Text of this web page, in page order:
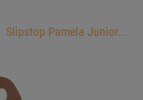
Slipstop Pamela Junior...